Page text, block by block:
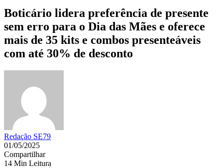
Boticário lidera preferência de presente
sem erro para o Dia das Mães e oferece
mais de 35 kits e combos presenteáveis
com até 30% de desconto
Redação SE79
01/05/2025
Compartilhar
14 Min Leitura